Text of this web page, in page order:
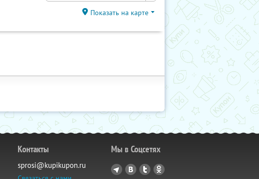
Показать на карте
Контакты
sprosi@kupikupon.ru
Мы в Соцсетях